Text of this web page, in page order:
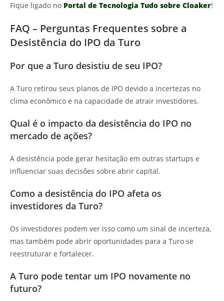
Fique ligado no Portal de Tecnologia Tudo sobre Cloaker!
FAQ – Perguntas Frequentes sobre a
Desistência do IPO da Turo
Por que a Turo desistiu de seu IPO?
A Turo retirou seus planos de IPO devido a incertezas no
clima econômico e na capacidade de atrair investidores.
Qual é o impacto da desistência do IPO no
mercado de ações?
A desistência pode gerar hesitação em outras startups e
influenciar suas decisões sobre abrir capital.
Como a desistência do IPO afeta os
investidores da Turo?
Os investidores podem ver isso como um sinal de incerteza,
mas também pode abrir oportunidades para a Turo se
reestruturar e fortalecer.
A Turo pode tentar um IPO novamente no
futuro?